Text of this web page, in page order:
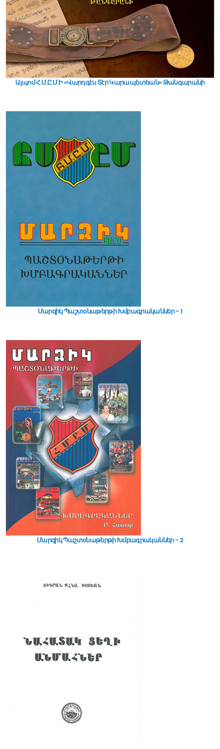
Ալպոմ Հ.Մ.Ը.Մ.Ի «Վարդգէս Տէր Կարապետեան» Թանգարանի
Մարզիկ Պաշտօնաթերթի Խմբագրականներ - 1
Մարզիկ Պաշտօնաթերթի Խմբագրականներ - 2